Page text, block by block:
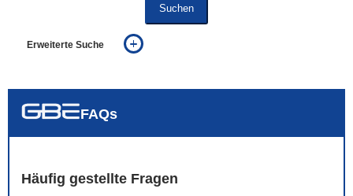
Suchen
Erweiterte Suche
auch in allen Texten suchen (Volltextsuche)
FAQs
Häufig gestellte Fragen